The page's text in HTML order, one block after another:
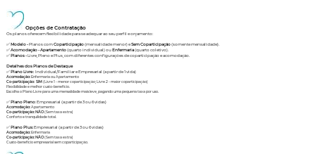
Opções de Contratação
Os planos oferecem flexibilidade para se adequar ao seu perfil e orçamento:
✅ Modelo - Planos comCoparticipação(mensalidade menor) eSem Coparticipação(somente mensalidade).
✅Acomodação - Apartamento(quarto individual) ou Enfermaria(quarto coletivo).
✅ Planos - Livre, Pleno e Plus, com diferentes configurações de coparticipação e acomodação.
Detalhes dos Planos de Destaque
✅ Plano Livre :Individual/Familiar e Empresarial (a partir de 1 vida)
Acomodação:Enfermaria ou Apartamento
Co-participação: SIM (Livre 1 - menor coparticipação; Livre 2 - maior coparticipação)
Flexibilidade e melhor custo-benefício.
Escolha o Plano Livre para uma mensalidade mais leve, pagando uma pequena taxa por uso.
✅ Plano Pleno: Empresarial (a partir de 3 ou 6 vidas)
Acomodação:Apartamento
Co-participação: NÃO(Sem taxa extra)
Conforto e tranquilidade total.
✅ Plano Plus: Empresarial (a partir de 3 ou 6 vidas)
Acomodação: Enfermaria
Co-participação: NÃO(Sem taxa extra)
Custo-benefício empresarial sem coparticipação.